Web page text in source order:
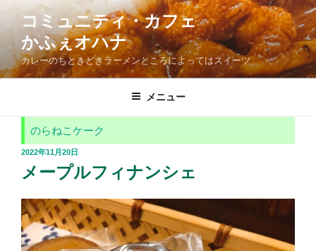
コ
ツ
コミュニティ・カフェ
かふぇオハナ
カレーのちときどきラーメンところによってはスイーツ
メニュー
のらねこケーク
投
日:
2022年11月20日
メープルフィナンシェ